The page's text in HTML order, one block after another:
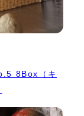
8Box（キ